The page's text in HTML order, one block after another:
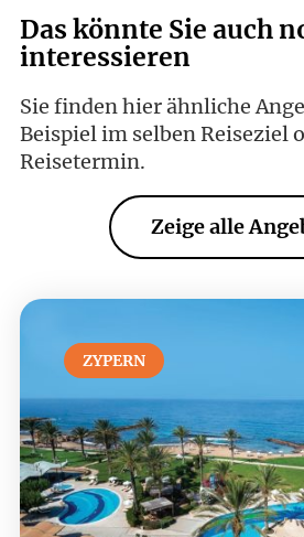
Das könnte Sie auch
interessieren
Sie finden hier ähnliche
Beispiel im selben Reiseziel
Reisetermin.
Zeige alle
ZYPERN